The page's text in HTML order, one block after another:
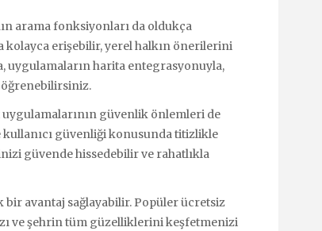
arama fonksiyonları da oldukça
erişebilir, yerel halkın önerilerini
uygulamaların harita entegrasyonuyla,
güvenlik önlemleri de
güvenliği konusunda titizlikle
güvende hissedebilir ve rahatlıkla
bir avantaj sağlayabilir. Popüler ücretsiz
ve şehrin tüm güzelliklerini keşfetmenizi